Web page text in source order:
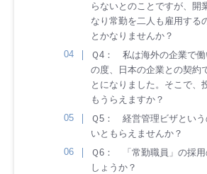
らないとのことですが、開
なり常勤を二人も雇用する
とかなりませんか？
Ｑ4： 私は海外の企業で働
の度、日本の企業との契約
とになりました。そこで、
もうらえますか？
Ｑ5： 経営管理ビザという
いともらえませんか？
Ｑ6： 「常勤職員」の採
しょうか？